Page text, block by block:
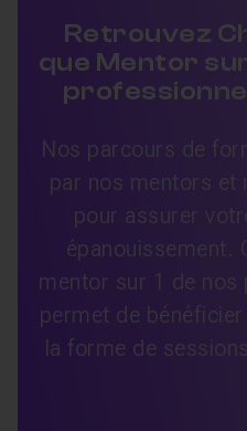
Retrouvez
que Mentor
Nos parcours de
par nos mentors et
pour assurer
épanouissement.
mentor sur 1 de nos
permet de bénéficier
la forme de